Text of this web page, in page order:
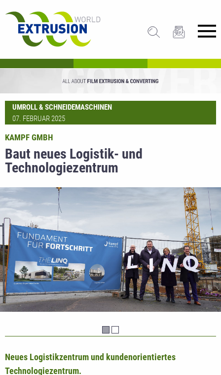
UMROLL & SCHNEIDEMASCHINEN
07. FEBRUAR 2025
Baut neues Logistik- und
Technologiezentrum
KAMPF GMBH
Neues Logistikzentrum und kundenorientiertes
Technologiezentrum.